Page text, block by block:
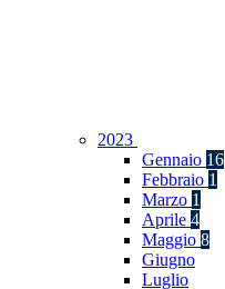
2023
Gennaio 16
Febbraio 1
Marzo 1
Aprile 4
Maggio 8
Giugno
Luglio